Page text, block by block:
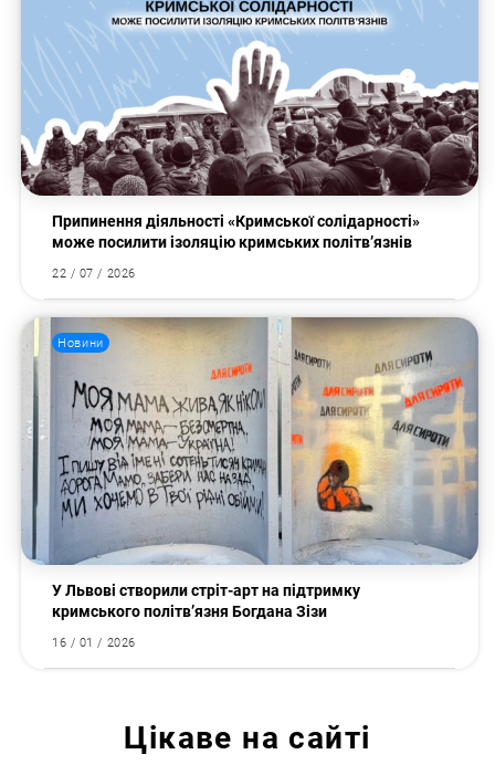
Припинення діяльності «Кримської солідарності»
може посилити ізоляцію кримських політв’язнів
22 / 07 / 2026
Новини
У Львові створили стріт-арт на підтримку
кримського політв’язня Богдана Зізи
16 / 01 / 2026
Цікаве на сайті